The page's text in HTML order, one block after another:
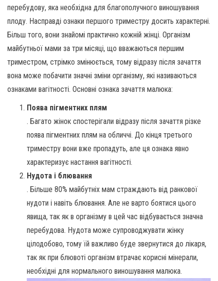
перебудову, яка необхідна для благополучного виношування
плоду. Насправді ознаки першого триместру досить характерні.
Більш того, вони знайомі практично кожній жінці. Організм
майбутньої мами за три місяці, що вважаються першим
триместром, стрімко змінюється, тому відразу після зачаття
вона може побачити значні зміни організму, які називаються
ознаками вагітності. Основні ознака зачаття малюка:
Поява пігментних плям
. Багато жінок спостерігали відразу після зачаття різке
поява пігментних плям на обличчі. До кінця третього
триместру вони вже пропадуть, але ця ознака явно
характеризує настання вагітності.
Нудота і блювання
. Більше 80% майбутніх мам страждають від ранкової
нудоти і навіть блювання. Але не варто боятися цього
явища, так як в організму в цей час відбувається значна
перебудова. Нудота може супроводжувати жінку
цілодобово, тому їй важливо буде звернутися до лікаря,
так як при блювоті організм втрачає корисні мінерали,
необхідні для нормального виношування малюка.